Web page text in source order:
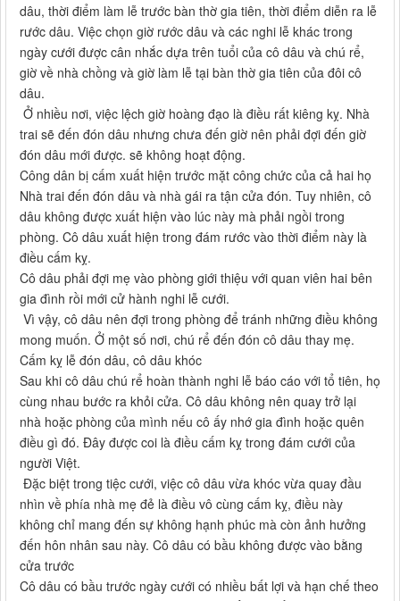
dâu, thời điểm làm lễ trước bàn thờ gia tiên, thời điểm diễn ra lễ
rước dâu. Việc chọn giờ rước dâu và các nghi lễ khác trong
ngày cưới được cân nhắc dựa trên tuổi của cô dâu và chú rể,
giờ về nhà chồng và giờ làm lễ tại bàn thờ gia tiên của đôi cô
dâu.
Ở nhiều nơi, việc lệch giờ hoàng đạo là điều rất kiêng kỵ. Nhà
trai sẽ đến đón dâu nhưng chưa đến giờ nên phải đợi đến giờ
đón dâu mới được. sẽ không hoạt động.
Công dân bị cấm xuất hiện trước mặt công chức của cả hai họ
Nhà trai đến đón dâu và nhà gái ra tận cửa đón. Tuy nhiên, cô
dâu không được xuất hiện vào lúc này mà phải ngồi trong
phòng. Cô dâu xuất hiện trong đám rước vào thời điểm này là
điều cấm kỵ.
Cô dâu phải đợi mẹ vào phòng giới thiệu với quan viên hai bên
gia đình rồi mới cử hành nghi lễ cưới.
Vì vậy, cô dâu nên đợi trong phòng để tránh những điều không
mong muốn. Ở một số nơi, chú rể đến đón cô dâu thay mẹ.
Cấm kỵ lễ đón dâu, cô dâu khóc
Sau khi cô dâu chú rể hoàn thành nghi lễ báo cáo với tổ tiên, họ
cùng nhau bước ra khỏi cửa. Cô dâu không nên quay trở lại
nhà hoặc phòng của mình nếu cô ấy nhớ gia đình hoặc quên
điều gì đó. Đây được coi là điều cấm kỵ trong đám cưới của
người Việt.
Đặc biệt trong tiệc cưới, việc cô dâu vừa khóc vừa quay đầu
nhìn về phía nhà mẹ đẻ là điều vô cùng cấm kỵ, điều này
không chỉ mang đến sự không hạnh phúc mà còn ảnh hưởng
đến hôn nhân sau này. Cô dâu có bầu không được vào bằng
cửa trước
Cô dâu có bầu trước ngày cưới có nhiều bất lợi và hạn chế theo